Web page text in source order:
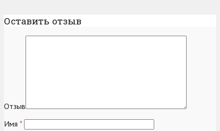
Оставить отзыв
Отзыв
Имя *